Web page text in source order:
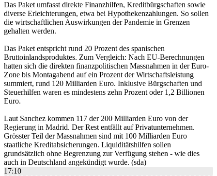
Das Paket umfasst direkte Finanzhilfen, Kreditbürgschaften sowie
diverse Erleichterungen, etwa bei Hypothekenzahlungen. So sollen
die wirtschaftlichen Auswirkungen der Pandemie in Grenzen
gehalten werden.
Das Paket entspricht rund 20 Prozent des spanischen
Bruttoinlandsproduktes. Zum Vergleich: Nach EU-Berechnungen
hatten sich die direkten finanzpolitischen Massnahmen in der Euro-
Zone bis Montagabend auf ein Prozent der Wirtschaftsleistung
summiert, rund 120 Milliarden Euro. Inklusive Bürgschaften und
Steuerhilfen waren es mindestens zehn Prozent oder 1,2 Billionen
Euro.
Laut Sanchez kommen 117 der 200 Milliarden Euro von der
Regierung in Madrid. Der Rest entfällt auf Privatunternehmen.
Grösster Teil der Massnahmen sind mit 100 Milliarden Euro
staatliche Kreditabsicherungen. Liquiditätshilfen sollen
grundsätzlich ohne Begrenzung zur Verfügung stehen - wie dies
auch in Deutschland angekündigt wurde. (sda)
17:10